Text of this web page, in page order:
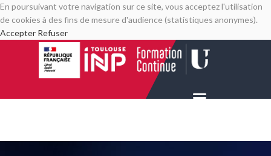
En poursuivant votre navigation sur ce site, vous acceptez l'utilisation
de cookies à des fins de mesure d'audience (statistiques anonymes).
Accepter Refuser